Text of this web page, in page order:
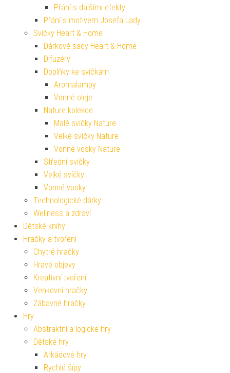
Přání s dalšími efekty
Přání s motivem Josefa Lady
Svíčky Heart & Home
Dárkové sady Heart & Home
Difuzéry
Doplňky ke svíčkám
Aromalampy
Vonné oleje
Nature kolekce
Malé svíčky Nature
Velké svíčky Nature
Vonné vosky Nature
Střední svíčky
Velké svíčky
Vonné vosky
Technologické dárky
Wellness a zdraví
Dětské knihy
Hračky a tvoření
Chytré hračky
Hravé objevy
Kreativní tvoření
Venkovní hračky
Zábavné hračky
Hry
Abstraktní a logické hry
Dětské hry
Arkádové hry
Rychlé šípy